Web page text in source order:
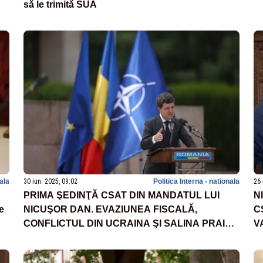
să le trimită SUA
30 iun. 2025, 09:02 Politica Interna - nationala
PRIMA ŞEDINŢĂ CSAT DIN MANDATUL LUI
NICUŞOR DAN. EVAZIUNEA FISCALĂ,
CONFLICTUL DIN UCRAINA ŞI SALINA PRAID,
26